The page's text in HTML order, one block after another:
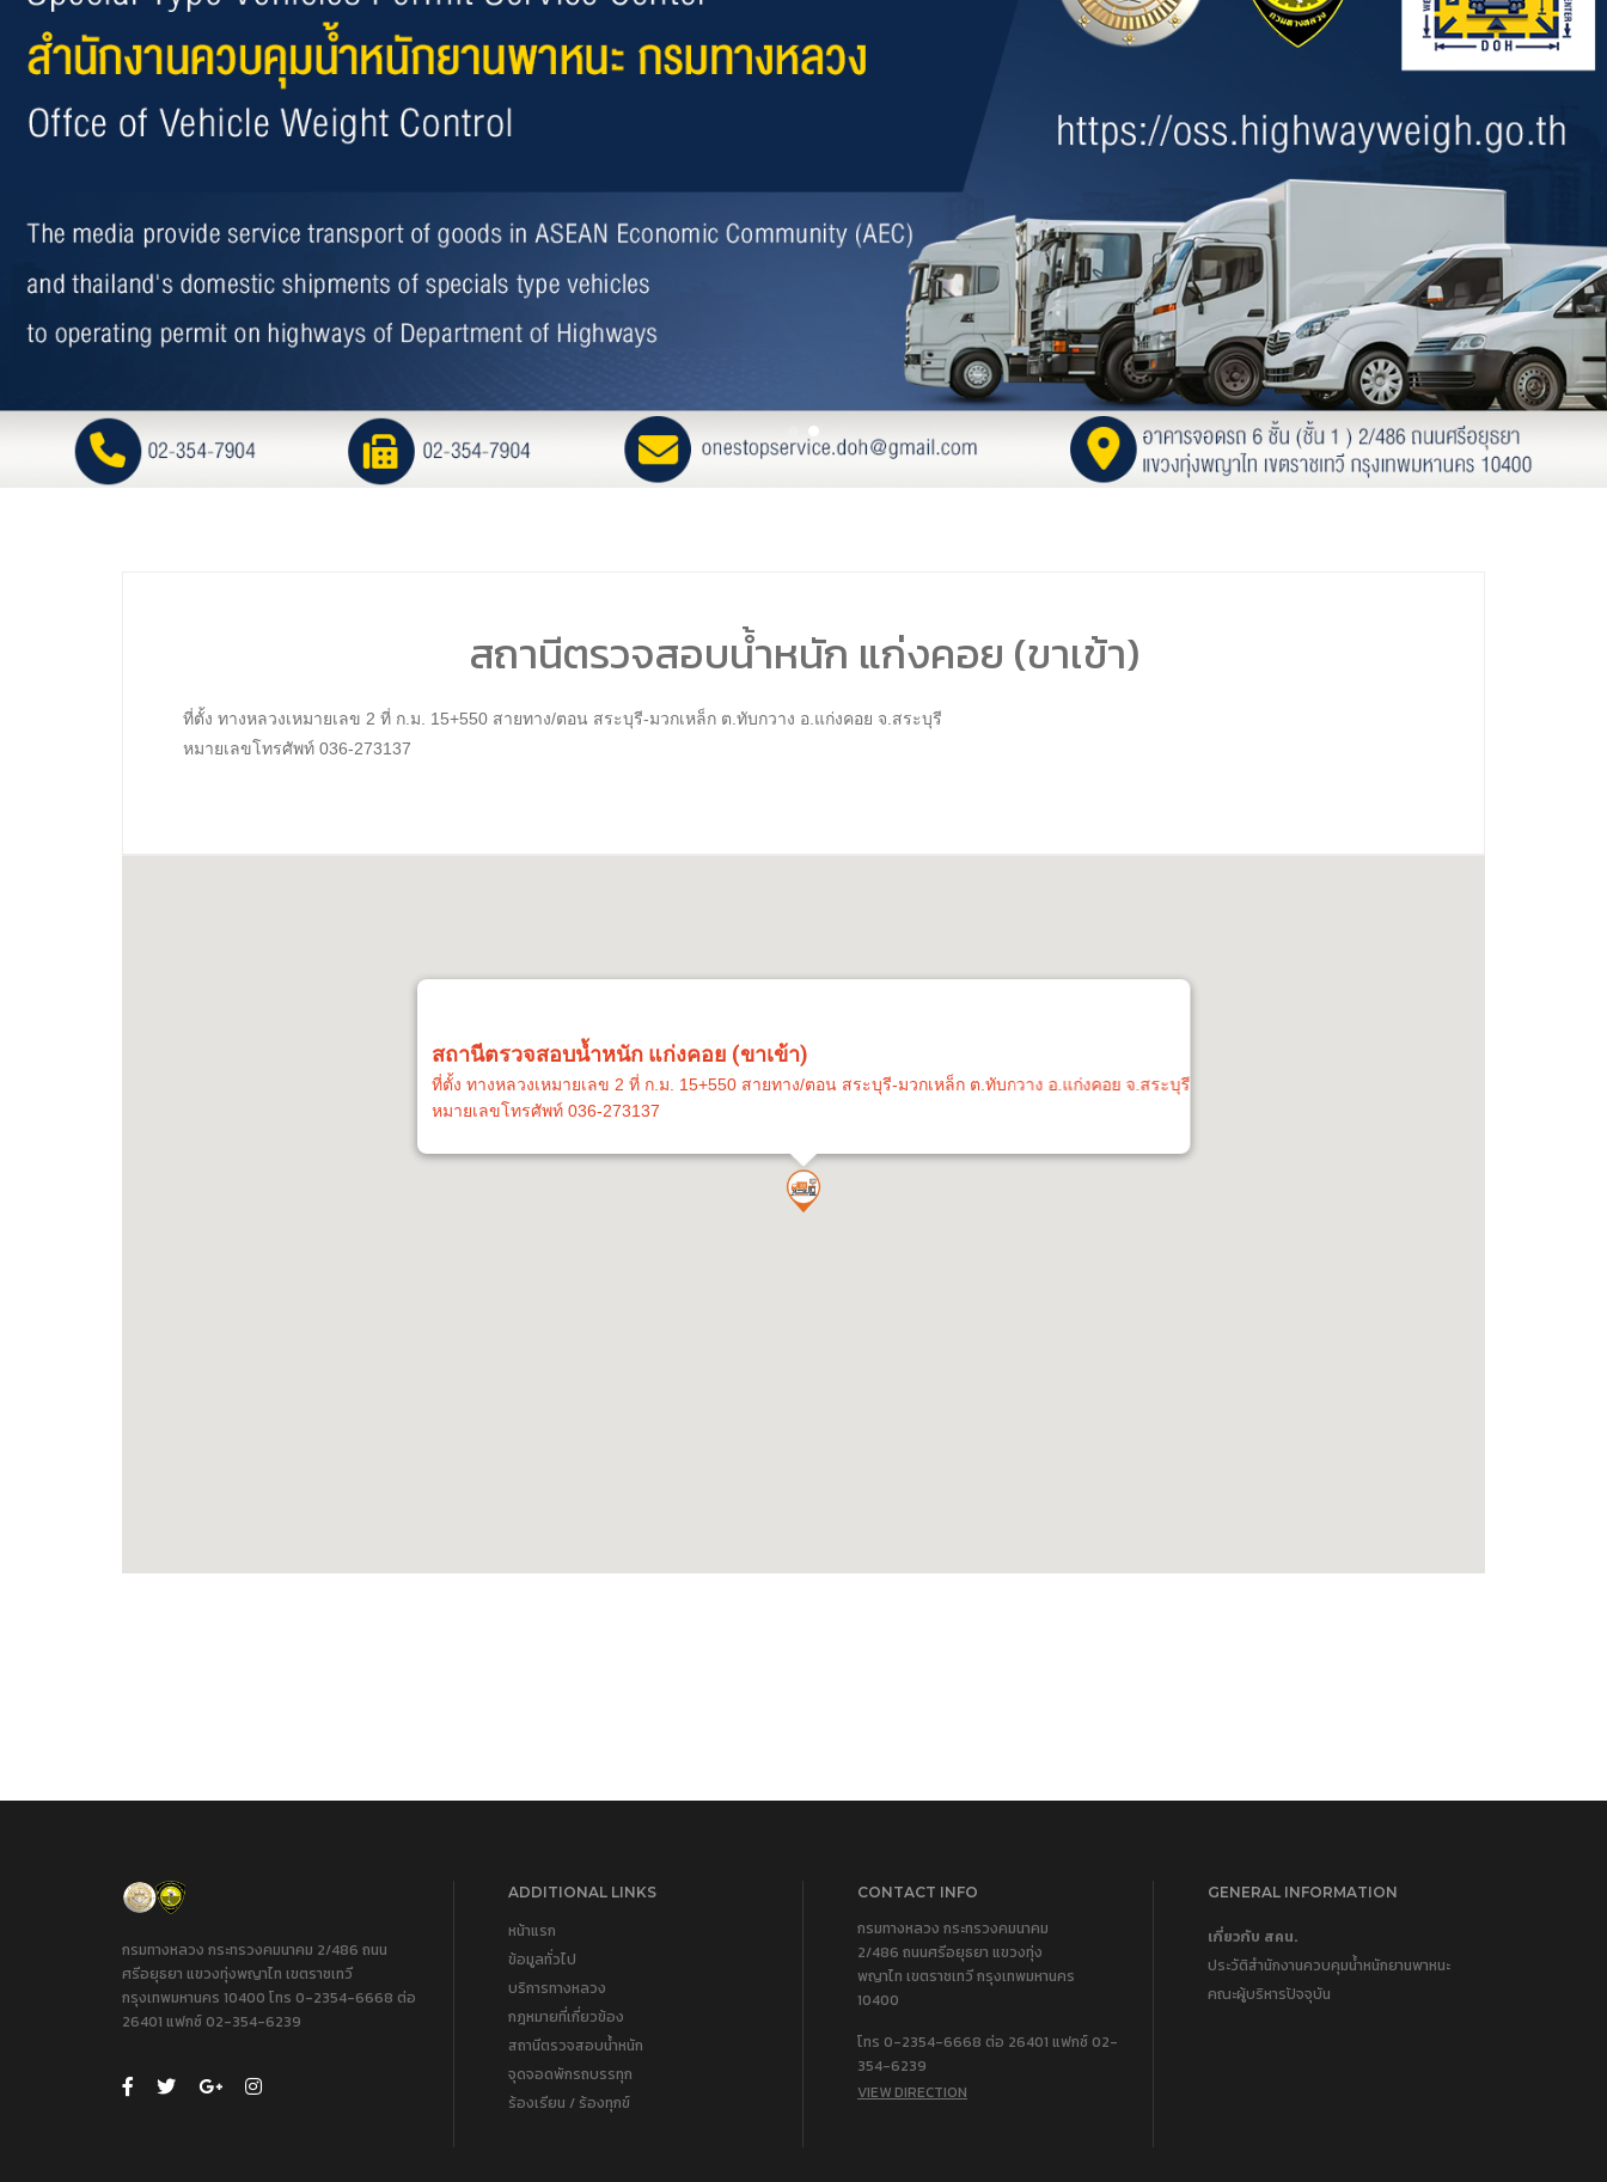
สถานีตรวจสอบน้ำหนัก แก่งคอย (ขาเข้า)
ที่ตั้ง ทางหลวงเหมายเลข 2 ที่ ก.ม. 15+550 สายทาง/ตอน สระบุรี-มวกเหล็ก ต.ทับกวาง อ.แก่งคอย จ.สระบุรี
หมายเลขโทรศัพท์ 036-273137
สถานีตรวจสอบน้ำหนัก แก่งคอย (ขาเข้า)
ที่ตั้ง ทางหลวงเหมายเลข 2 ที่ ก.ม. 15+550 สายทาง/ตอน สระบุรี-มวกเหล็ก ต.ทับกวาง อ.แก่งคอย จ.สระบุรี
หมายเลขโทรศัพท์ 036-273137
กรมทางหลวง กระทรวงคมนาคม 2/486 ถนน
ศรีอยุธยา แขวงทุ่งพญาไท เขตราชเทวี
กรุงเทพมหานคร 10400 โทร 0-2354-6668 ต่อ
26401 แฟกซ์ 02-354-6239
ADDITIONAL LINKS
หน้าแรก
ข้อมูลทั่วไป
บริการทางหลวง
กฎหมายที่เกี่ยวข้อง
สถานีตรวจสอบน้ำหนัก
จุดจอดพักรถบรรทุก
ร้องเรียน / ร้องทุกข์
CONTACT INFO
กรมทางหลวง กระทรวงคมนาคม
2/486 ถนนศรีอยุธยา แขวงทุ่ง
พญาไท เขตราชเทวี กรุงเทพมหานคร
10400
โทร 0-2354-6668 ต่อ 26401 แฟกซ์ 02-
354-6239
VIEW DIRECTION
GENERAL INFORMATION
เกี่ยวกับ สคน.
ประวัติสำนักงานควบคุมน้ำหนักยานพาหนะ
คณะผู้บริหารปัจจุบัน